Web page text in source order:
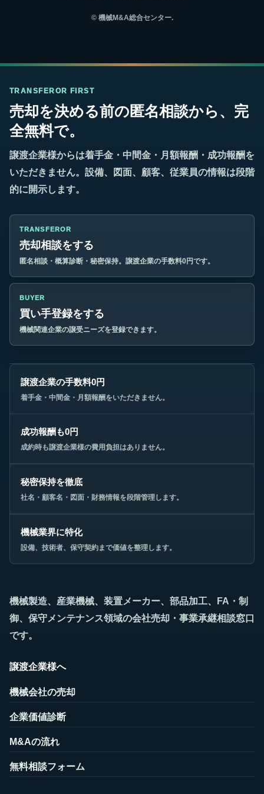
©機械M&A総合センター.
TRANSFEROR FIRST
売却を決める前の匿名相談から、完
全無料で。
譲渡企業様からは着手金・中間金・月額報酬・成功報酬を
いただきません。設備、図面、顧客、従業員の情報は段階
的に開示します。
TRANSFEROR
売却相談をする
匿名相談・概算診断・秘密保持。譲渡企業の手数料0円です。
BUYER
買い手登録をする
機械関連企業の譲受ニーズを登録できます。
譲渡企業の手数料0円
着手金・中間金・月額報酬をいただきません。
成功報酬も0円
成約時も譲渡企業様の費用負担はありません。
秘密保持を徹底
社名・顧客名・図面・財務情報を段階管理します。
機械業界に特化
設備、技術者、保守契約まで価値を整理します。
機械製造、産業機械、装置メーカー、部品加工、FA・制
御、保守メンテナンス領域の会社売却・事業承継相談窓口
です。
譲渡企業様へ
機械会社の売却
企業価値診断
M&Aの流れ
無料相談フォーム